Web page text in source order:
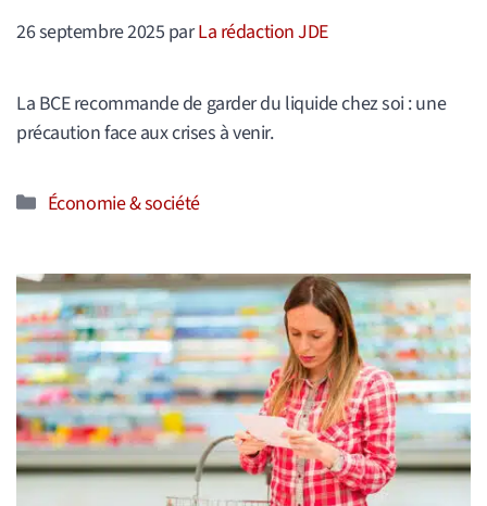
26 septembre 2025 parLa rédaction JDE
La BCE recommande de garder du liquide chez soi : une
précaution face aux crises à venir.
Catégories
Économie & société